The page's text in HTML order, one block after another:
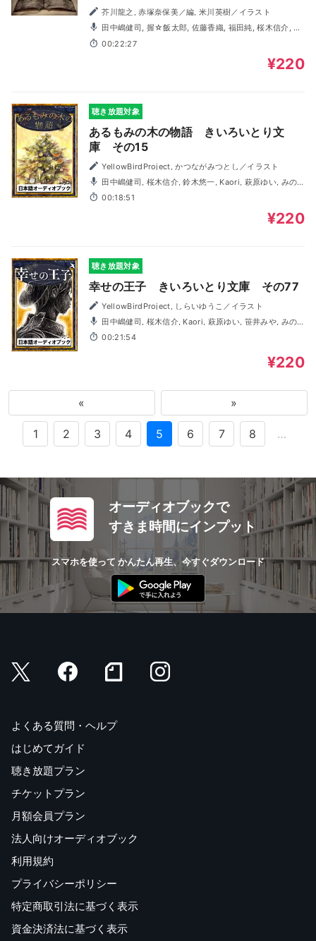
芥川龍之, 赤塚奈保美／編, 米川英樹／イラスト
乃
00:22:27
¥220
聴き放題対象
あるもみの木の物語 きいろいとり文
庫 その15
YellowBirdProject, かつながみつとし／イラスト
り, Ami
00:18:51
¥220
聴き放題対象
幸せの王子 きいろいとり文庫 その77
YellowBirdProject, しらいゆうこ／イラスト
り, Ami
00:21:54
¥220
« »
1 2 3 4 5 6 7 8 …
オーディオブックで
すきま時間にインプット
スマホを使って かんたん再生、今すぐダウンロード
よくある質問・ヘルプ
はじめてガイド
聴き放題プラン
チケットプラン
月額会員プラン
法人向けオーディオブック
利用規約
プライバシーポリシー
特定商取引法に基づく表示
資金決済法に基づく表示